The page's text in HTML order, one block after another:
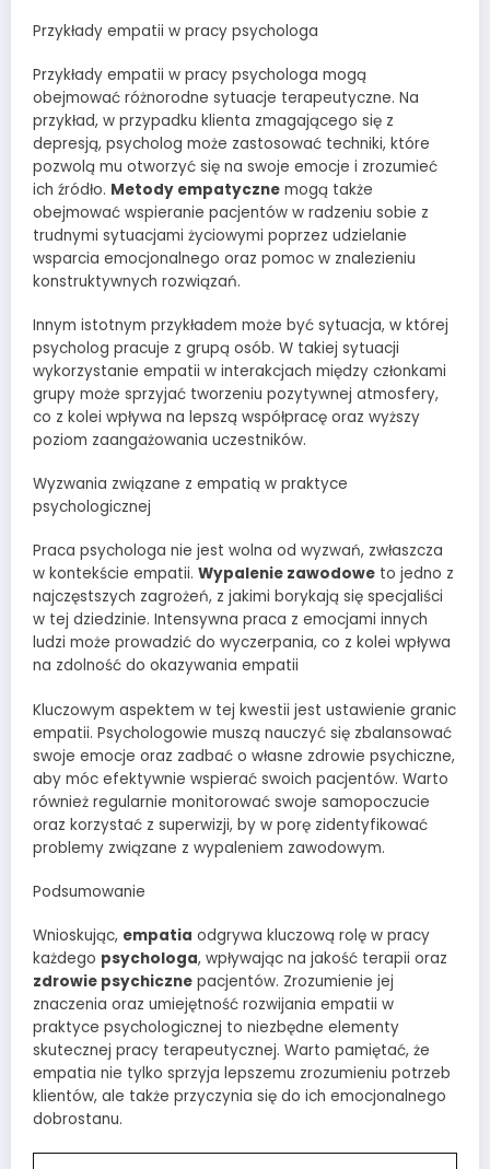
Przykłady empatii w pracy psychologa
Przykłady empatii w pracy psychologa mogą
obejmować różnorodne sytuacje terapeutyczne. Na
przykład, w przypadku klienta zmagającego się z
depresją, psycholog może zastosować techniki, które
pozwolą mu otworzyć się na swoje emocje i zrozumieć
ich źródło. Metody empatyczne mogą także
obejmować wspieranie pacjentów w radzeniu sobie z
trudnymi sytuacjami życiowymi poprzez udzielanie
wsparcia emocjonalnego oraz pomoc w znalezieniu
konstruktywnych rozwiązań.
Innym istotnym przykładem może być sytuacja, w której
psycholog pracuje z grupą osób. W takiej sytuacji
wykorzystanie empatii w interakcjach między członkami
grupy może sprzyjać tworzeniu pozytywnej atmosfery,
co z kolei wpływa na lepszą współpracę oraz wyższy
poziom zaangażowania uczestników.
Wyzwania związane z empatią w praktyce
psychologicznej
Praca psychologa nie jest wolna od wyzwań, zwłaszcza
w kontekście empatii. Wypalenie zawodowe to jedno z
najczęstszych zagrożeń, z jakimi borykają się specjaliści
w tej dziedzinie. Intensywna praca z emocjami innych
ludzi może prowadzić do wyczerpania, co z kolei wpływa
na zdolność do okazywania empatii
Kluczowym aspektem w tej kwestii jest ustawienie granic
empatii. Psychologowie muszą nauczyć się zbalansować
swoje emocje oraz zadbać o własne zdrowie psychiczne,
aby móc efektywnie wspierać swoich pacjentów. Warto
również regularnie monitorować swoje samopoczucie
oraz korzystać z superwizji, by w porę zidentyfikować
problemy związane z wypaleniem zawodowym.
Podsumowanie
Wnioskując, empatia odgrywa kluczową rolę w pracy
każdego psychologa, wpływając na jakość terapii oraz
zdrowie psychiczne pacjentów. Zrozumienie jej
znaczenia oraz umiejętność rozwijania empatii w
praktyce psychologicznej to niezbędne elementy
skutecznej pracy terapeutycznej. Warto pamiętać, że
empatia nie tylko sprzyja lepszemu zrozumieniu potrzeb
klientów, ale także przyczynia się do ich emocjonalnego
dobrostanu.